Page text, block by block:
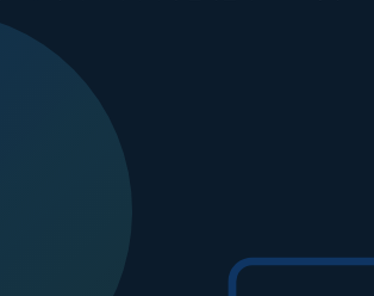
비만 치료
와 같은 첨단 시술을 통해 원하는 부위의 지